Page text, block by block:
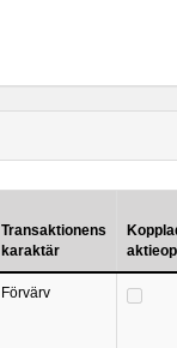
Transaktionens
karaktär
Förvärv